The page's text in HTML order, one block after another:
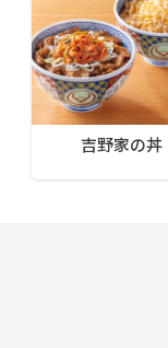
吉野家の丼